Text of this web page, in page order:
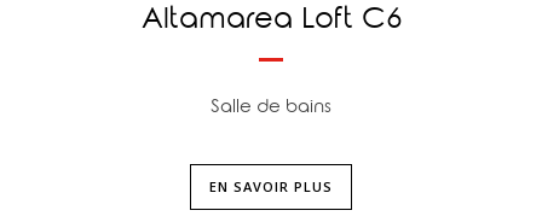
Altamarea Loft C6
Salle de bains
EN SAVOIR PLUS